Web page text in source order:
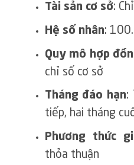
Tài sản cơ sở:
Hệ số nhân:
Quy mô hợp
chỉ số cơ sở
Tháng đáo hạn:
tiếp, hai tháng
Phương thức
thỏa thuận